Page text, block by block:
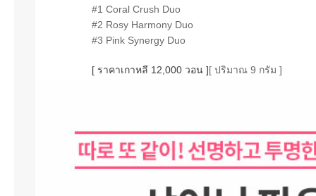
#1 Coral Crush Duo
#2 Rosy Harmony Duo
#3 Pink Synergy Duo
[ ราคาเกาหลี 12,000 วอน ][ ปริมาณ 9 กรัม ]